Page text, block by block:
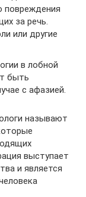
повреждения
за речь.
или другие
в лобной
быть
с афазией.
называют
выступает
и является